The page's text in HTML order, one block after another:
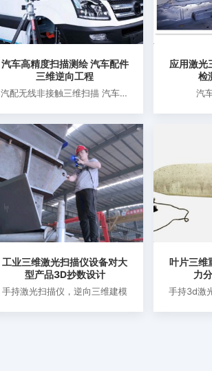
汽车高精度扫描测绘 汽车配件
三维逆向工程
汽配无线非接触三维扫描 汽车整
应用激光
检
汽
工业三维激光扫描仪设备对大
型产品3D抄数设计
手持激光扫描仪，逆向三维建模
叶片三维
力
手持3d激